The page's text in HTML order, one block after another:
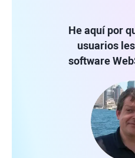
He aquí por
usuarios
software